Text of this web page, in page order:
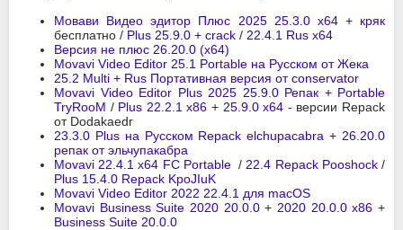
Мовави Видео эдитор Плюс 2025 25.3.0 x64 + кряк
бесплатно / Plus 25.9.0 + crack / 22.4.1 Rus x64
Версия не плюс 26.20.0 (x64)
Movavi Video Editor 25.1 Portable на Русском от Жека
25.2 Multi + Rus Портативная версия от conservator
Movavi Video Editor Plus 2025 25.9.0 Репак + Portable
TryRooM / Plus 22.2.1 x86 + 25.9.0 x64 - версии Repack
от Dodakaedr
23.3.0 Plus на Русском Repack elchupacabra + 26.20.0
репак от эльчупакабра
Movavi 22.4.1 x64 FC Portable/ 22.4 Repack Pooshock/
Plus 15.4.0 Repack KpoJIuK
Movavi Video Editor 2022 22.4.1 для macOS
Movavi Business Suite 2020 20.0.0+ 2020 20.0.0 x86 +
Business Suite 20.0.0